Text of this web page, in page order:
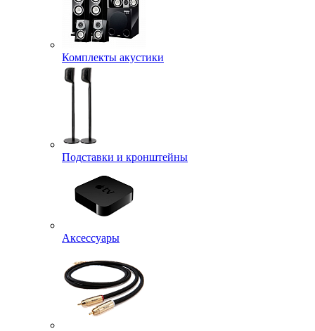
Комплекты акустики
Подставки и кронштейны
Аксессуары